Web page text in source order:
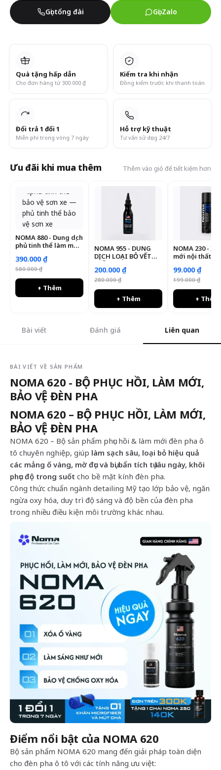
Gọi tổng đài Gọi Zalo
Quà tặng hấp dẫn
Cho đơn hàng từ 300.000 ₫
Kiểm tra khi nhận
Đồng kiểm trước khi thanh toán
Đổi trả 1 đổi 1
Miễn phí trong vòng 7 ngày
Hỗ trợ kỹ thuật
Tư vấn sử dụng 24/7
Ưu đãi khi mua thêm Thêm vào giỏ để tiết kiệm hơn
NOMA 880 - Dung dịch
phủ tinh thể làm mới
390.000 ₫
580.000 ₫
+ Thêm
NOMA 955 - DUNG
DỊCH LOẠI BỎ VẾT
CHUYÊN NGHIỆP
200.000 ₫
280.000 ₫
+ Thêm
NOMA 230 - Xịt
mới nội thất,
99.000 ₫
199.000 ₫
+ Thêm
Bài viết Đánh giá Liên quan
BÀI VIẾT VỀ SẢN PHẨM
NOMA 620 - BỘ PHỤC HỒI, LÀM MỚI,
BẢO VỆ ĐÈN PHA
NOMA 620 – BỘ PHỤC HỒI, LÀM MỚI,
BẢO VỆ ĐÈN PHA
NOMA 620 – Bộ sản phẩm phục hồi & làm mới đèn pha ô
tô chuyên nghiệp, giúp làm sạch sâu, loại bỏ hiệu quả
các mảng ố vàng, mờ đục và bụi bẩn tích tụ lâu ngày, khôi
phục độ trong suốt cho bề mặt kính đèn pha.
Công thức chuẩn ngành detailing Mỹ tạo lớp bảo vệ, ngăn
ngừa oxy hóa, duy trì độ sáng và độ bền của đèn pha
trong nhiều điều kiện môi trường khác nhau.
Điểm nổi bật của NOMA 620
Bộ sản phẩm NOMA 620 mang đến giải pháp toàn diện
cho đèn pha ô tô với các tính năng ưu việt: